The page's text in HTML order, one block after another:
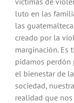
luto en las
las
creado por la
marginación. Es
pidamos perdón
el bienestar de
sociedad,
realidad que